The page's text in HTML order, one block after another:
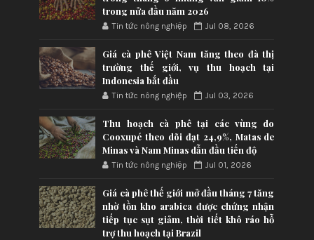
trong nửa đầu năm 2026
Tin tức nông nghiệp Jul 08, 2026
Giá cà phê Việt Nam tăng theo đà thị
trường thế giới, vụ thu hoạch tại
Indonesia bắt đầu
Tin tức nông nghiệp Jul 03, 2026
Thu hoạch cà phê tại các vùng do
Cooxupé theo dõi đạt 24,9%, Matas de
Minas và Nam Minas dẫn đầu tiến độ
Tin tức nông nghiệp Jul 01, 2026
Giá cà phê thế giới mở đầu tháng 7 tăng
nhờ tồn kho arabica được chứng nhận
tiếp tục sụt giảm, thời tiết khô ráo hỗ
trợ thu hoạch tại Brazil